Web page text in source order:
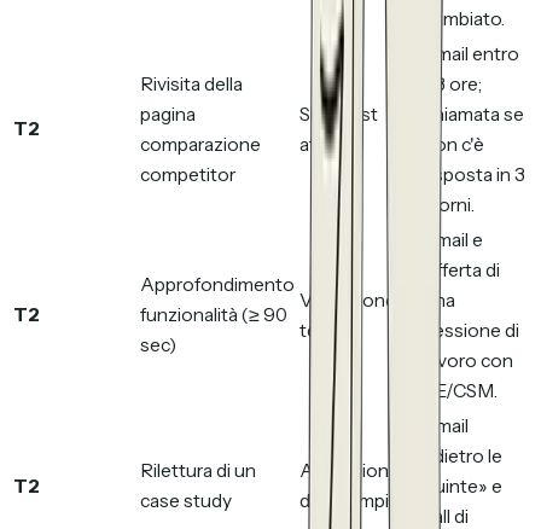
cambiato.
T2
Rivisita della
pagina
comparazione
competitor
Short-list
attiva
Email entro
48 ore;
chiamata se
non c'è
risposta in 3
giorni.
T2
Approfondimento
funzionalità (≥ 90
sec)
Validazione
tecnica
Email e
offerta di
una
sessione di
lavoro con
SE/CSM.
T2
Rilettura di un
case study
Abilitazione
del champion
Email
«dietro le
quinte» e
call di